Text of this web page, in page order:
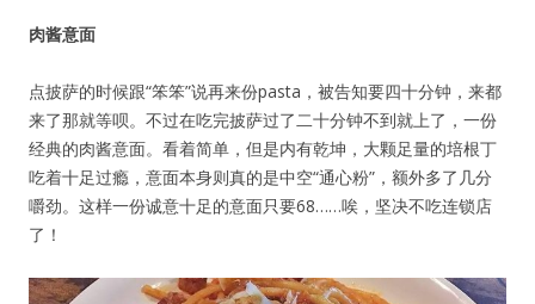
肉酱意面
点披萨的时候跟“笨笨”说再来份pasta，被告知要四十分钟，来都
来了那就等呗。不过在吃完披萨过了二十分钟不到就上了，一份
经典的肉酱意面。看着简单，但是内有乾坤，大颗足量的培根丁
吃着十足过瘾，意面本身则真的是中空“通心粉”，额外多了几分
嚼劲。这样一份诚意十足的意面只要68……唉，坚决不吃连锁店
了！